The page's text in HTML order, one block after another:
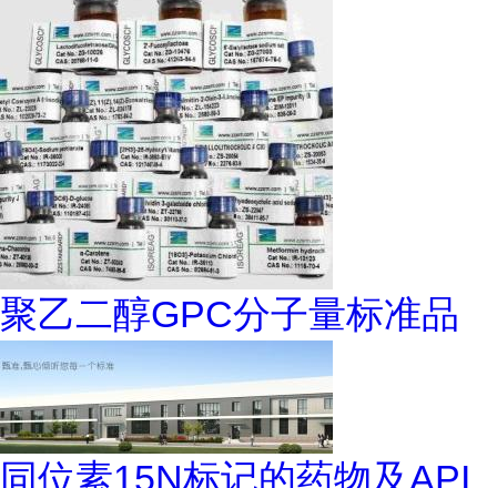
聚乙二醇GPC分子量标准品
同位素15N标记的药物及API